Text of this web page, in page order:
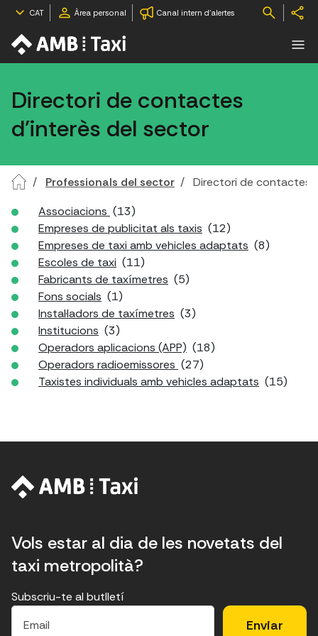
CAT Àrea personal Canal intern d'alertes
Directori de contactes
d'interès del sector
Professionals del sector
Directori de contactes
Associacions (13)
Empreses de publicitat als taxis (12)
Empreses de taxi amb vehicles adaptats (8)
Escoles de taxi (11)
Fabricants de taxímetres (5)
Fons socials (1)
Instal·ladors de taxímetres (3)
Institucions (3)
Operadors aplicacions (APP) (18)
Operadors radioemissores (27)
Taxistes individuals amb vehicles adaptats (15)
Vols estar al dia de les novetats del
taxi metropolità?
E
E
H
×
Subscriu-te al butlletí
E